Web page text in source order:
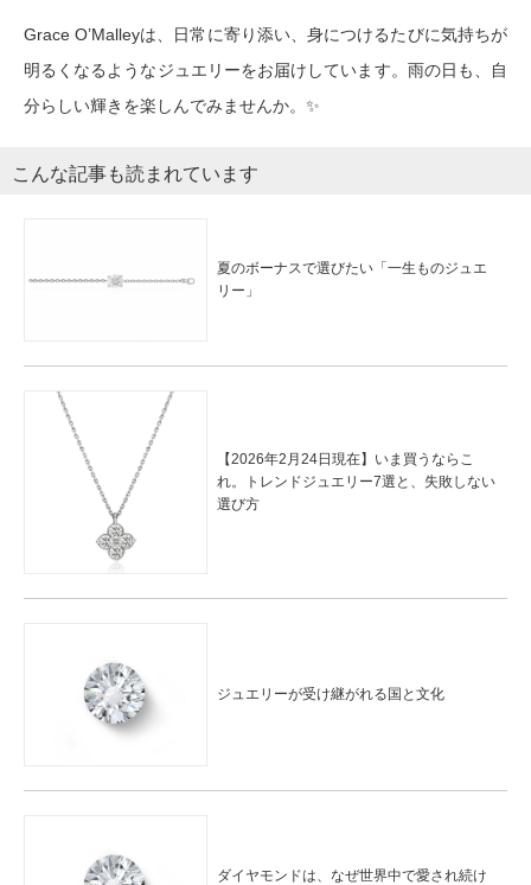
Grace O’Malleyは、日常に寄り添い、身につけるたびに気持ちが
明るくなるようなジュエリーをお届けしています。雨の日も、自
分らしい輝きを楽しんでみませんか。✨
こんな記事も読まれています
夏のボーナスで選びたい「一生ものジュエ
リー」
【2026年2月24日現在】いま買うならこ
れ。トレンドジュエリー7選と、失敗しない
選び方
ジュエリーが受け継がれる国と文化
ダイヤモンドは、なぜ世界中で愛され続け